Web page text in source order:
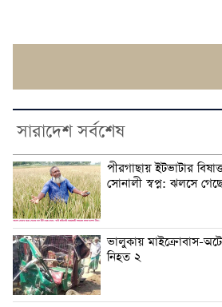
সারাদেশ সর্বশেষ
পীরগাছায় ইটভাটার
সোনালী স্বপ্ন: ঝলসে
ভালুকায় মাইক্রোবাস-
নিহত ২